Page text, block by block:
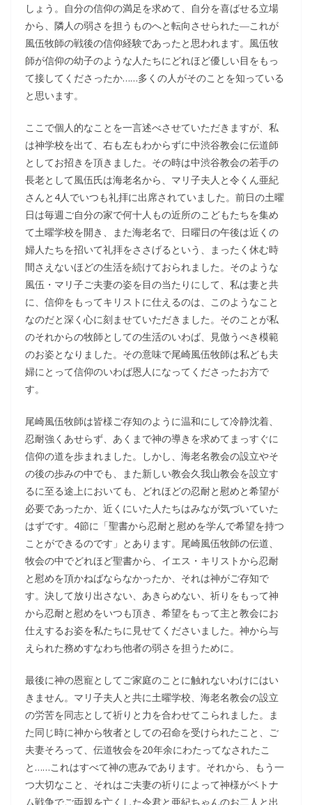
しょう。自分の信仰の満足を求めて、自分を喜ばせる立場
から、隣人の弱さを担うものへと転向させられた―これが
風伍牧師の戦後の信仰経験であったと思われます。風伍牧
師が信仰の幼子のような人たちにどれほど優しい目をもっ
て接してくださったか……多くの人がそのことを知っている
と思います。
ここで個人的なことを一言述べさせていただきますが、私
は神学校を出て、右も左もわからずに中渋谷教会に伝道師
としてお招きを頂きました。その時は中渋谷教会の若手の
長老として風伍氏は海老名から、マリ子夫人と令くん亜紀
さんと4人でいつも礼拝に出席されていました。前日の土曜
日は毎週ご自分の家で何十人もの近所のこどもたちを集め
て土曜学校を開き、また海老名で、日曜日の午後は近くの
婦人たちを招いて礼拝をささげるという、まったく休む時
間さえないほどの生活を続けておられました。そのような
風伍・マリ子ご夫妻の姿を目の当たりにして、私は妻と共
に、信仰をもってキリストに仕えるのは、このようなこと
なのだと深く心に刻ませていただきました。そのことが私
のそれからの牧師としての生活のいわば、見倣うべき模範
のお姿となりました。その意味で尾崎風伍牧師は私ども夫
婦にとって信仰のいわば恩人になってくださったお方で
す。
尾崎風伍牧師は皆様ご存知のように温和にして冷静沈着、
忍耐強くあせらず、あくまで神の導きを求めてまっすぐに
信仰の道を歩まれました。しかし、海老名教会の設立やそ
の後の歩みの中でも、また新しい教会久我山教会を設立す
るに至る途上においても、どれほどの忍耐と慰めと希望が
必要であったか、近くにいた人たちはみなが気づいていた
はずです。4節に「聖書から忍耐と慰めを学んで希望を持つ
ことができるのです」とあります。尾崎風伍牧師の伝道、
牧会の中でどれほど聖書から、イエス・キリストから忍耐
と慰めを頂かねばならなかったか、それは神がご存知で
す。決して放り出さない、あきらめない、祈りをもって神
から忍耐と慰めをいつも頂き、希望をもって主と教会にお
仕えするお姿を私たちに見せてくださいました。神から与
えられた務めすなわち他者の弱さを担うために。
最後に神の恩寵としてご家庭のことに触れないわけにはい
きません。マリ子夫人と共に土曜学校、海老名教会の設立
の労苦を同志として祈りと力を合わせてこられました。ま
た同じ時に神から牧者としての召命を受けられたこと、ご
夫妻そろって、伝道牧会を20年余にわたってなされたこ
と……これはすべて神の恵みであります。それから、もう一
つ大切なこと、それはご夫妻の祈りによって神様がベトナ
ム戦争でご両親を亡くした令君と亜紀ちゃんのお二人と出